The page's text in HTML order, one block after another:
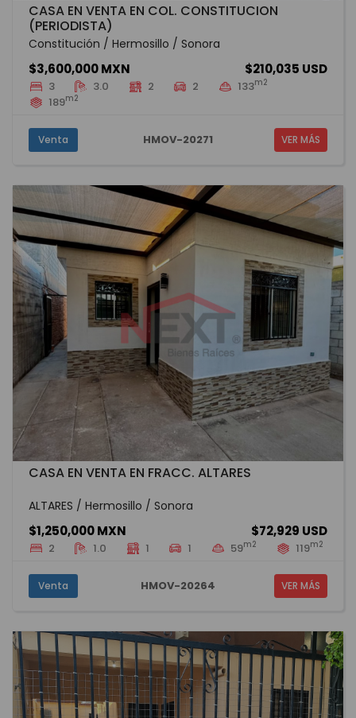
CASA EN VENTA EN COL. CONSTITUCION
(PERIODISTA)
Constitución / Hermosillo / Sonora
$3,600,000 MXN $210,035 USD
3 3.0 2 2 133m2
189m2
Venta HMOV-20271 VER MÁS
CASA EN VENTA EN FRACC. ALTARES
ALTARES / Hermosillo / Sonora
$1,250,000 MXN $72,929 USD
2 1.0 1 1 59m2 119m2
Venta HMOV-20264 VER MÁS